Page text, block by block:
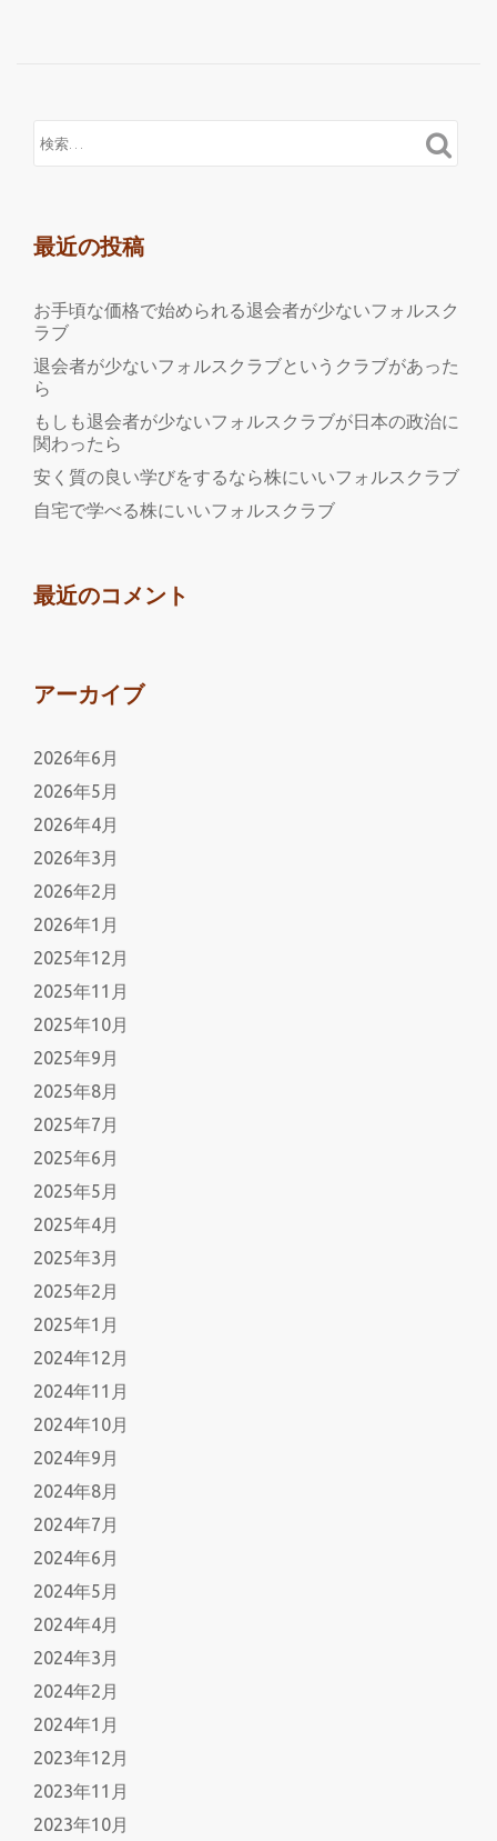
ゃ
タ
フ
ル
最近の投稿
お手頃な価格で始められる退会者が少ないフォルスク
ラブ
退会者が少ないフォルスクラブというクラブがあった
ら
もしも退会者が少ないフォルスクラブが日本の政治に
関わったら
安く質の良い学びをするなら株にいいフォルスクラブ
自宅で学べる株にいいフォルスクラブ
最近のコメント
アーカイブ
2026年6月
2026年5月
2026年4月
2026年3月
2026年2月
2026年1月
2025年12月
2025年11月
2025年10月
2025年9月
2025年8月
2025年7月
2025年6月
2025年5月
2025年4月
2025年3月
2025年2月
2025年1月
2024年12月
2024年11月
2024年10月
2024年9月
2024年8月
2024年7月
2024年6月
2024年5月
2024年4月
2024年3月
2024年2月
2024年1月
2023年12月
2023年11月
2023年10月